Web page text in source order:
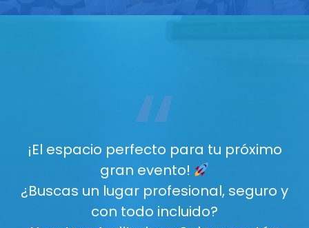
“
¡El espacio perfecto para tu próximo
gran evento!
¿Buscas un lugar profesional, seguro y
con todo incluido?